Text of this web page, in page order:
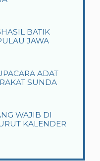
BATIK
JAWA
ADAT
SUNDA
WAJIB DI
KALENDER